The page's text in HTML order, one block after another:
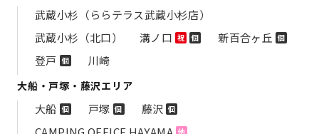
武蔵小杉（ららテラス武蔵小杉店）
武蔵小杉（北口）
溝ノ口 祝 個 新百合ヶ丘 個
登戸 個 川崎
大船・戸塚・藤沢エリア
大船 個 戸塚 個 藤沢 個
他